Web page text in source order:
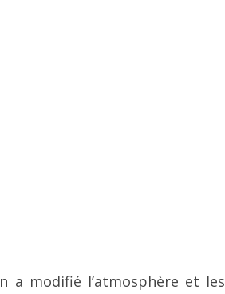
a modifié l’atmosphère et les